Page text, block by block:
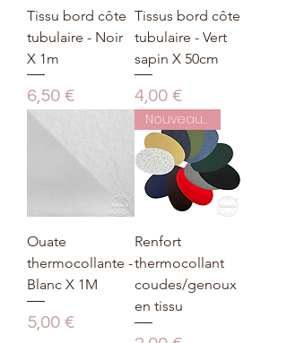
Tissu bord côte
tubulaire - Noir
X 1m
Prix
6,50 €
Tissus bord côte
tubulaire - Vert
sapin X 50cm
Prix
4,00 €
Ouate
thermocollante -
Blanc X 1M
Prix
5,00 €
Nouveauté
Renfort
thermocollant
coudes/genoux
en tissu